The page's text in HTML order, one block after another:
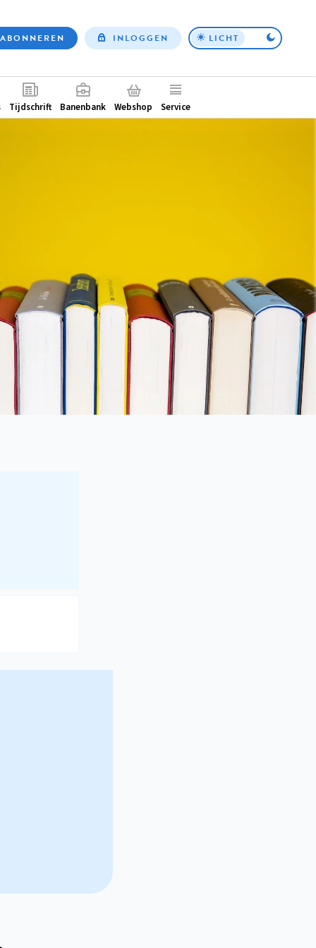
Top
ABONNEREN INLOGGEN LICHT
Tijdschrift Banenbank Webshop Service